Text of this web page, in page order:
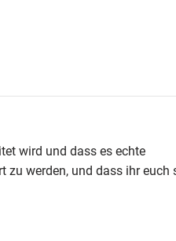
wird und dass es echte
zu werden, und dass ihr euch